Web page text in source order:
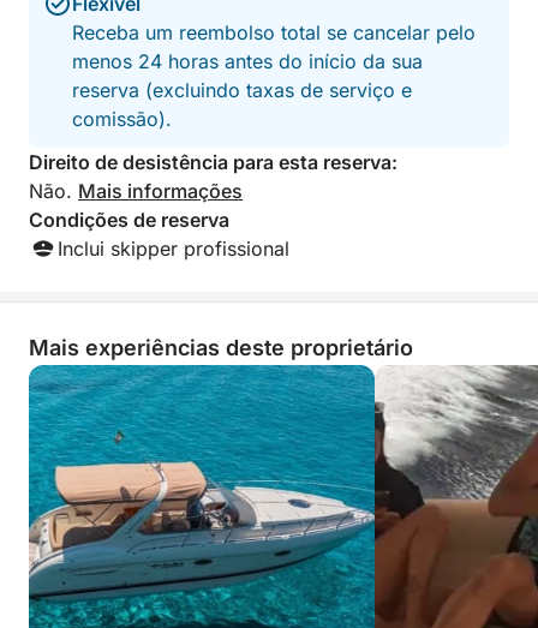
você com memórias inesquecíveis dos tesouros
escondidos do litoral da Sardenha.
Receba um reembolso total se cancelar pelo
menos 24 horas antes do início da sua
reserva (excluindo taxas de serviço e
comissão).
Direito de desistência para esta reserva:
Não. Mais informações
Condições de reserva
Inclui skipper profissional
Mais experiências deste proprietário